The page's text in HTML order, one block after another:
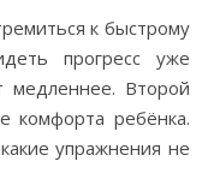
к быстрому
прогресс уже
медленнее. Второй
комфорта ребёнка.
упражнения не